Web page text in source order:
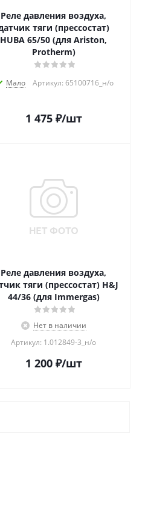
Реле давления воздуха,
тяги (прессостат)
HUBA 65/50 (для Ariston,
Protherm)
Мало Артикул: 65100716_н/о
1 475₽/шт
Реле давления воздуха,
тяги (прессостат) H&J
44/36 (для Immergas)
Нет в наличии
Артикул: 1.012849-3_н/о
1 200₽/шт